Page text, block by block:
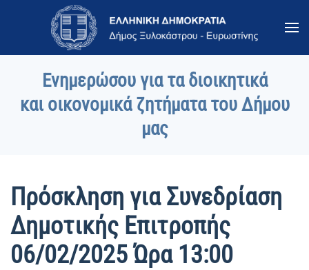
Skip to main content
Ενημερώσου για τα διοικητικά
και οικονομικά ζητήματα του Δήμου
μας
Πρόσκληση για Συνεδρίαση
Δημοτικής Επιτροπής
06/02/2025 Ώρα 13:00